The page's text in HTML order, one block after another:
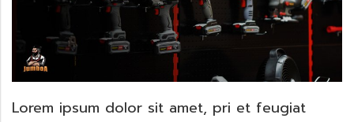
Lorem ipsum dolor sit amet, pri et feugiat